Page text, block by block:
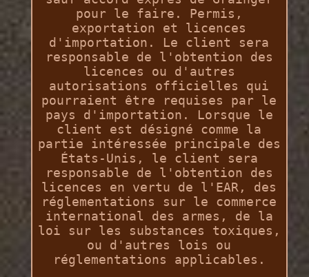
pour le faire. Permis,
exportation et licences
d'importation. Le client sera
responsable de l'obtention des
licences ou d'autres
autorisations officielles qui
pourraient être requises par le
pays d'importation. Lorsque le
client est désigné comme la
partie intéressée principale des
États-Unis, le client sera
responsable de l'obtention des
licences en vertu de l'EAR, des
réglementations sur le commerce
international des armes, de la
loi sur les substances toxiques,
ou d'autres lois ou
réglementations applicables.